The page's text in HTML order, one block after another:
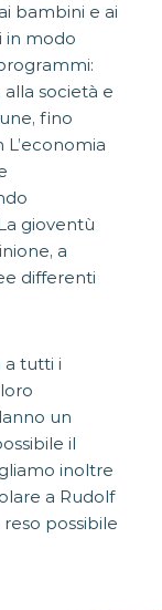
bambini e ai
in modo
società e
fino
gioventù
a
differenti
a tutti i
un
il
inoltre
a Rudolf
possibile